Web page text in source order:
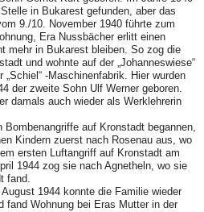
in Bukarest gefunden, aber das
9./10. November 1940 führte zum
Era Nussbächer erlitt einen
mehr in Bukarest bleiben. So zog die
und wohnte auf der „Johanneswiese“
-Maschinenfabrik. Hier wurden
der zweite Sohn Ulf Werner geboren.
damals auch wieder als Werklehrerin
auf Kronstadt begannen,
Kindern zuerst nach Rosenau aus, wo
ersten Luftangriff auf Kronstadt am
1944 zog sie nach Agnetheln, wo sie
fand.
1944 konnte die Familie wieder
fand Wohnung bei Eras Mutter in der